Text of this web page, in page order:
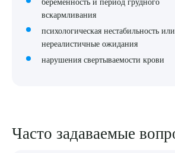
вскармливания
психологическая нестабильность или
нереалистичные ожидания
нарушения свертываемости крови
Часто задаваемые
ОТПРАВИТЬ
Я даю согласие наобработку персональных